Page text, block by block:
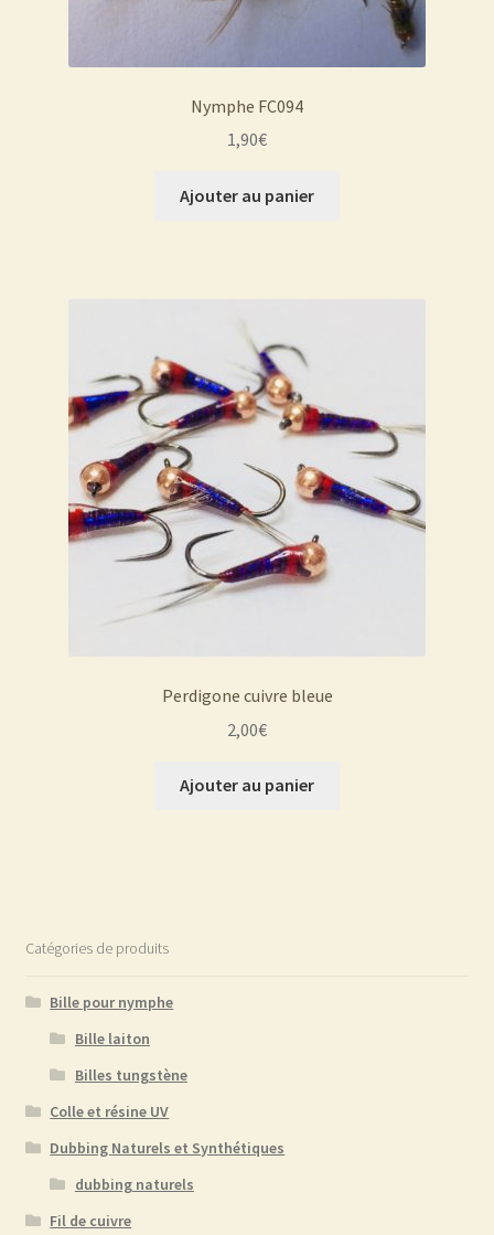
Nymphe FC094
1,90€
Ajouter au panier
Perdigone cuivre bleue
2,00€
Ajouter au panier
Catégories de produits
Bille pour nymphe
Bille laiton
Billes tungstène
Colle et résine UV
Dubbing Naturels et Synthétiques
dubbing naturels
Fil de cuivre